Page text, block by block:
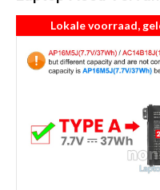
Lokale voorraad,